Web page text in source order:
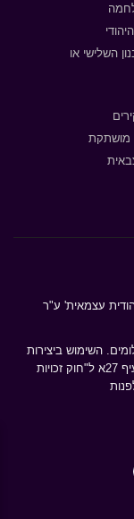
השלישי או
מושתקת
עצמאית' ע"ר
השימוש ביצירות
שבעל הזכויות בהן אינו ידוע או לא אותר נעשה לפי סעיף 27א ל"חוק זכויות